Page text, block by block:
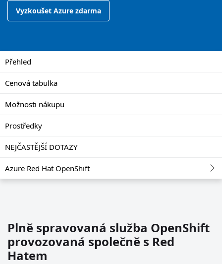
Vyzkoušet Azure zdarma
Přehled
Cenová tabulka
Možnosti nákupu
Prostředky
NEJČASTĚJŠÍ DOTAZY
Azure Red Hat OpenShift
Plně spravovaná služba OpenShift
provozovaná společně s Red
Hatem